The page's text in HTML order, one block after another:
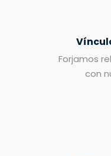
Forjamos
con